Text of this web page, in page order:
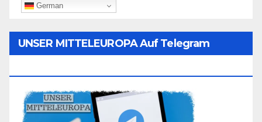
German
UNSER MITTELEUROPA Auf Telegram